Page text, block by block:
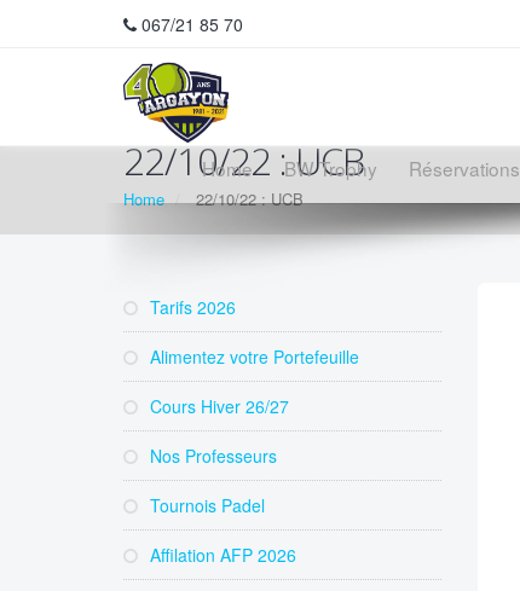
067/21 85 70
Home BW Trophy Réservations
22/10/22 : UCB
Home 22/10/22 : UCB
Tarifs 2026
Alimentez votre Portefeuille
Cours Hiver 26/27
Nos Professeurs
Tournois Padel
Affilation AFP 2026